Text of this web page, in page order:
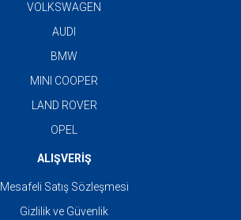
VOLKSWAGEN
AUDI
BMW
MINI COOPER
LAND ROVER
OPEL
ALIŞVERİŞ
Mesafeli Satış Sözleşmesi
Gizlilik ve Güvenlik